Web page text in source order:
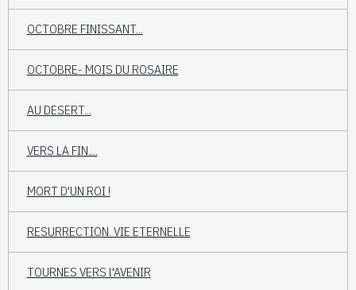
OCTOBRE FINISSANT...
OCTOBRE- MOIS DU ROSAIRE
AU DESERT...
VERS LA FIN....
MORT D'UN ROI !
RESURRECTION. VIE ETERNELLE
TOURNES VERS l'AVENIR